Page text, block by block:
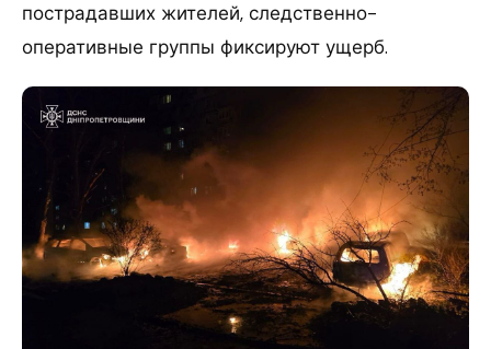
пострадавших жителей, следственно-
оперативные группы фиксируют ущерб.